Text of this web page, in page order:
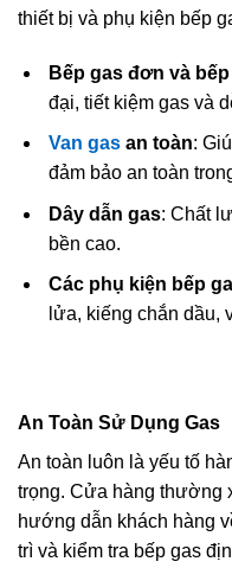
thiết bị và phụ kiện bếp
Bếp gas đơn và
đại, tiết kiệm gas và
Van gasan toàn:
đảm bảo an toàn
Dây dẫn gas: Chất
bền cao.
Các phụ kiện bếp
lửa, kiếng chắn dầu,
An Toàn Sử Dụng Gas
An toàn luôn là yếu tố
trọng. Cửa hàng thường
hướng dẫn khách hàng
trì và kiểm tra bếp gas